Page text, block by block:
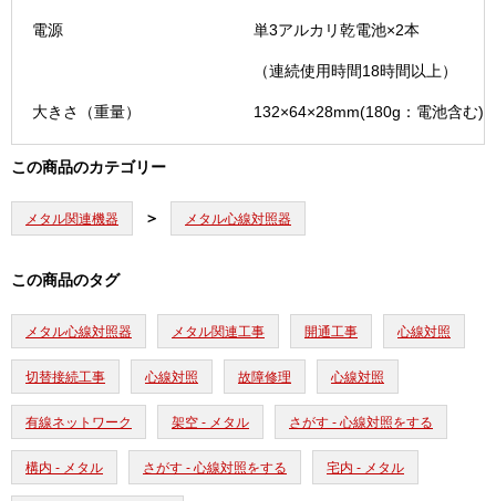
電源 単3アルカリ乾電池×2本
（連続使用時間18時間以上）
大きさ（重量） 132×64×28mm(180g：電池含む)
この商品のカテゴリー
メタル関連機器 メタル心線対照器
この商品のタグ
メタル心線対照器 メタル関連工事 開通工事 心線対照
切替接続工事 心線対照 故障修理 心線対照
有線ネットワーク 架空 - メタル さがす - 心線対照をする
構内 - メタル さがす - 心線対照をする 宅内 - メタル